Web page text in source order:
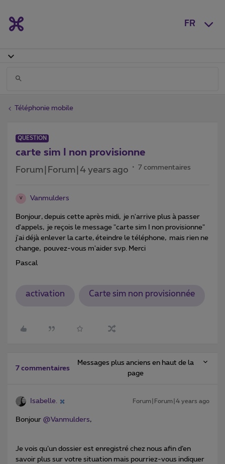
FR
Téléphonie mobile
QUESTION
carte sim I non provisionne
Forum|Forum|4 years ago 7 commentaires
V Vanmulders
Bonjour, depuis cette après midi, je n'arrive plus à passer
d'appels, je reçois le message "carte sim I non provisionne"
j'ai déjà enlever la carte, éteindre le téléphone, mais rien ne
change, pouvez-vous m'aider svp. Merci
Pascal
activation Carte sim non provisionnée
7 commentaires
Messages plus anciens en haut de la
page
Isabelle. Forum|Forum|4 years ago
Bonjour @Vanmulders,
Je vois qu’un dossier est enregistré chez nous afin d’en
savoir plus sur votre situation mais pourriez-vous indiquer